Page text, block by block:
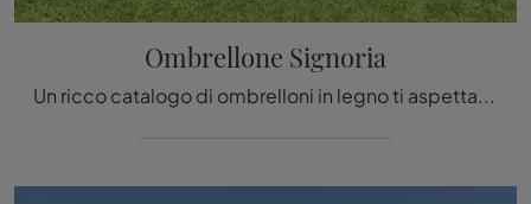
Ombrellone Signoria
Un ricco catalogo di ombrelloni in legno ti aspetta nel nostro punto vendita: clicca e scopri il modello Ombrellone Signoria di Emu.